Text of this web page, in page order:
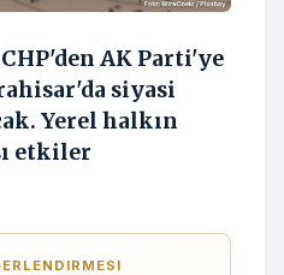
AK Parti'ye
siyasi
Yerel halkın
etkiler